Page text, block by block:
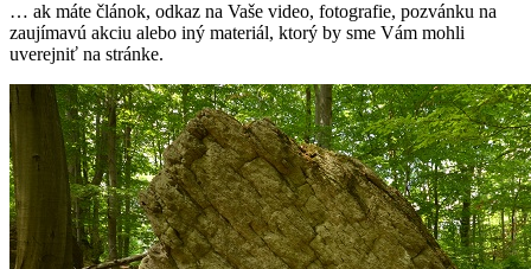
… ak máte článok, odkaz na Vaše video, fotografie, pozvánku na
zaujímavú akciu alebo iný materiál, ktorý by sme Vám mohli
uverejniť na stránke.